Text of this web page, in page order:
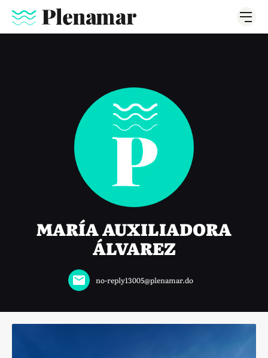
MARÍA AUXILIADORA
ÁLVAREZ
no-reply13005@plenamar.do